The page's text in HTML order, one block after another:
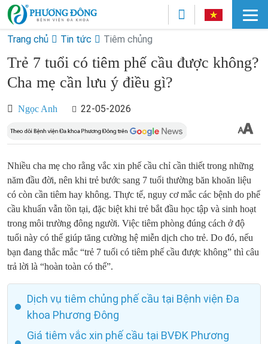
Trang chủ Tin tức Tiêm chủng
Trẻ 7 tuổi có tiêm phế cầu được không?
Cha mẹ cần lưu ý điều gì?
Ngọc Anh 22-05-2026
Nhiều cha mẹ cho rằng vắc xin phế cầu chỉ cần thiết trong những
năm đầu đời, nên khi trẻ bước sang 7 tuổi thường băn khoăn liệu
có còn cần tiêm hay không. Thực tế, nguy cơ mắc các bệnh do phế
cầu khuẩn vẫn tồn tại, đặc biệt khi trẻ bắt đầu học tập và sinh hoạt
trong môi trường đông người. Việc tiêm phòng đúng cách ở độ
tuổi này có thể giúp tăng cường hệ miễn dịch cho trẻ. Do đó, nếu
bạn đang thắc mắc “trẻ 7 tuổi có tiêm phế cầu được không” thì câu
trả lời là “hoàn toàn có thể”.
Dịch vụ tiêm chủng phế cầu tại Bệnh viện Đa
khoa Phương Đông
Giá tiêm vắc xin phế cầu tại BVĐK Phương